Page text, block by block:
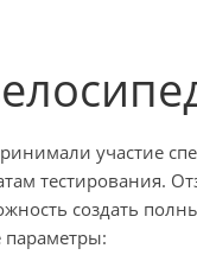
участие
тестирования.
создать